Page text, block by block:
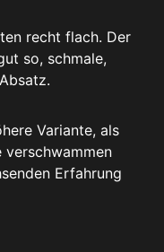
recht flach. Der
so, schmale,
Variante, als
verschwammen
Erfahrung